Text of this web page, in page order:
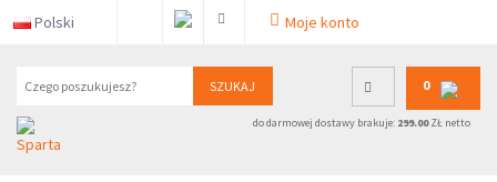
Polski Moje konto
SZUKAJ 0
do darmowej dostawy brakuje: 299.00ZŁ netto